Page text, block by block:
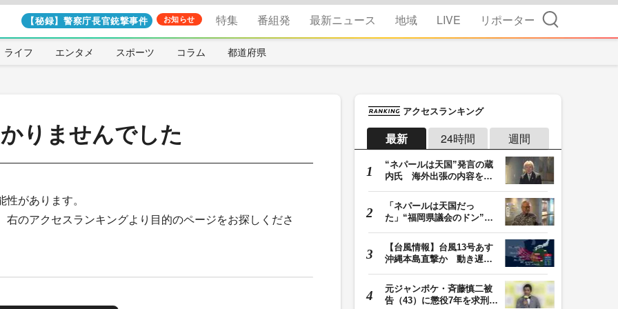
【秘録】警察庁長官銃撃事件 お知らせ 特集 番組発 最新ニュース 地域 LIVE リポーター 検索
ライフ エンタメ スポーツ コラム 都道府県
りませんでした
があります。
のアクセスランキングより目的のページをお探しくださ
アクセスランキング
最新 24時間 週間
“ネパールは天国”発言の蔵
内氏 海外出張の内容を説
「ネパールは天国だっ
た」“福岡県議会のドン”蔵
【台風情報】台風13号あす
沖縄本島直撃か 動き遅く
元ジャンポケ・斉藤慎二被
告（43）に懲役7年を求刑